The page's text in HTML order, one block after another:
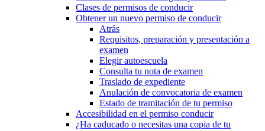
Clases de permisos de conducir
Obtener un nuevo permiso de conducir
Atrás
Requisitos, preparación y presentación a
examen
Elegir autoescuela
Consulta tu nota de examen
Traslado de expediente
Anulación de convocatoria de examen
Estado de tramitación de tu permiso
Accesibilidad en el permiso conducir
¿Ha caducado o necesitas una copia de tu